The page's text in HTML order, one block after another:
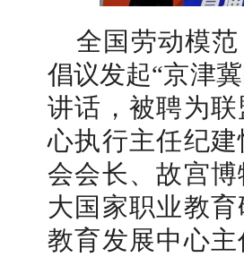
全国劳动模
倡议发起“京津
讲话，被聘为
心执行主任纪
会会长、故宫
大国家职业教
教育发展中心